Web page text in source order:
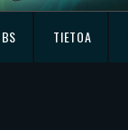
TIETOA